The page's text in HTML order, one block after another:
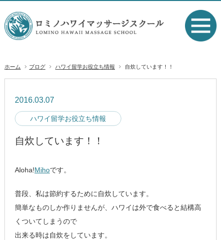
ホーム ブログ ハワイ留学お役立ち情報 自炊しています！！
2016.03.07
ハワイ留学お役立ち情報
自炊しています！！
Aloha!Mihoです。
普段、私は節約するために自炊しています。
簡単なものしか作りませんが、ハワイは外で食べると結構高
くついてしまうので
出来る時は自炊をしています。